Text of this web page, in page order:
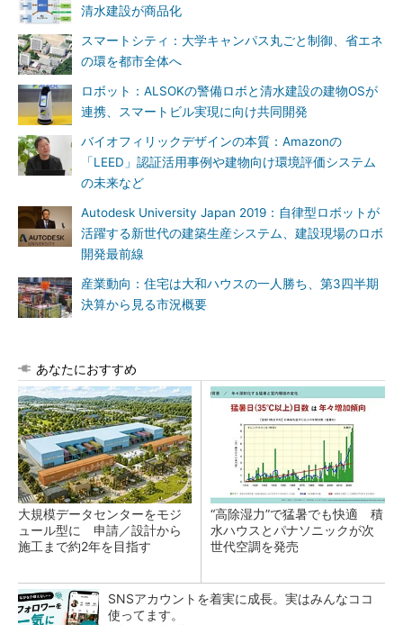
清水建設が商品化
スマートシティ：大学キャンパス丸ごと制御、省エネ
の環を都市全体へ
ロボット：ALSOKの警備ロボと清水建設の建物OSが
連携、スマートビル実現に向け共同開発
バイオフィリックデザインの本質：Amazonの
「LEED」認証活用事例や建物向け環境評価システム
の未来など
Autodesk University Japan 2019：自律型ロボットが
活躍する新世代の建築生産システム、建設現場のロボ
開発最前線
産業動向：住宅は大和ハウスの一人勝ち、第3四半期
決算から見る市況概要
あなたにおすすめ
大規模データセンターをモジ
ュール型に 申請／設計から
施工まで約2年を目指す
“高除湿力”で猛暑でも快適 積
水ハウスとパナソニックが次
世代空調を発売
SNSアカウントを着実に成長。実はみんなココ
使ってます。